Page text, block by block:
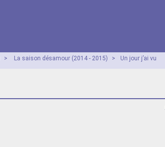
> La saison désamour (2014 - 2015) >
Un jour j’ai vu